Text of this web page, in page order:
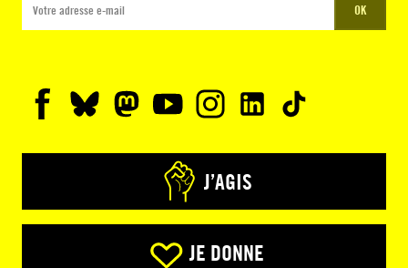
OK
J’AGIS
JE DONNE